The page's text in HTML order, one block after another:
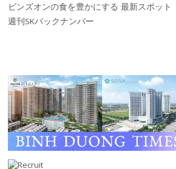
ビンズオンの食を豊かにする 最新スポット
週刊SKバックナンバー